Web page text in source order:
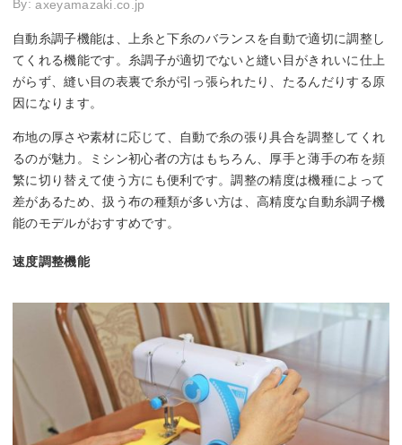
By:axeyamazaki.co.jp
自動糸調子機能は、上糸と下糸のバランスを自動で適切に調整し
てくれる機能です。糸調子が適切でないと縫い目がきれいに仕上
がらず、縫い目の表裏で糸が引っ張られたり、たるんだりする原
因になります。
布地の厚さや素材に応じて、自動で糸の張り具合を調整してくれ
るのが魅力。ミシン初心者の方はもちろん、厚手と薄手の布を頻
繁に切り替えて使う方にも便利です。調整の精度は機種によって
差があるため、扱う布の種類が多い方は、高精度な自動糸調子機
能のモデルがおすすめです。
速度調整機能